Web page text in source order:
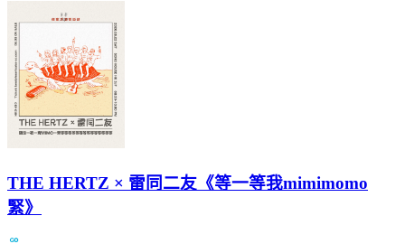
THE HERTZ × 雷同二友《等一等我mimimomo
緊》